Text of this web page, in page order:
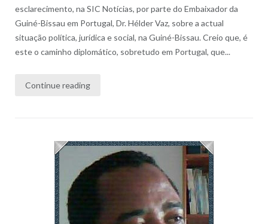
esclarecimento, na SIC Notícias, por parte do Embaixador da
Guiné-Bissau em Portugal, Dr. Hélder Vaz, sobre a actual
situação política, jurídica e social, na Guiné-Bissau. Creio que, é
este o caminho diplomático, sobretudo em Portugal, que...
Continue reading